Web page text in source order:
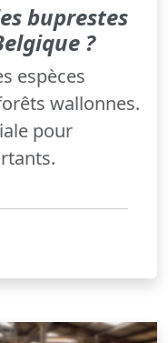
buprestes
?
espèces
wallonnes.
pour